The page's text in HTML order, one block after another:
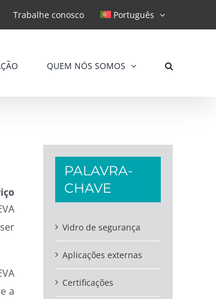
Trabalhe conosco Português
QUEM NÓS SOMOS
a
PALAVRA-
CHAVE
Vidro de segurança
Aplicações externas
Certificações